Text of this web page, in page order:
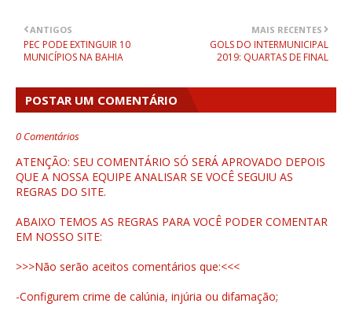
MAIS RECENTES
GOLS DO INTERMUNICIPAL
2019: QUARTAS DE FINAL
ANTIGOS
PEC PODE EXTINGUIR 10
MUNICÍPIOS NA BAHIA
POSTAR UM COMENTÁRIO
0 Comentários
ATENÇÃO: SEU COMENTÁRIO SÓ SERÁ APROVADO DEPOIS
QUE A NOSSA EQUIPE ANALISAR SE VOCÊ SEGUIU AS
REGRAS DO SITE.
ABAIXO TEMOS AS REGRAS PARA VOCÊ PODER COMENTAR
EM NOSSO SITE:
>>>Não serão aceitos comentários que:<<<
-Configurem crime de calúnia, injúria ou difamação;